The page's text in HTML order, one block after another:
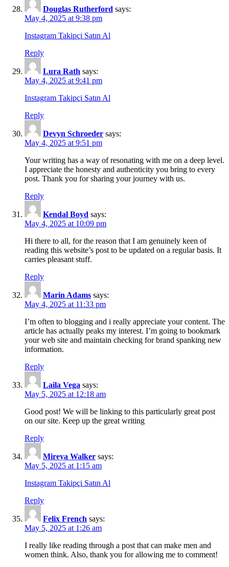
Douglas Rutherford says:
May 4, 2025 at 9:38 pm
Instagram Takipçi Satın Al
Reply
Lura Rath says:
May 4, 2025 at 9:41 pm
Instagram Takipçi Satın Al
Reply
Devyn Schroeder says:
May 4, 2025 at 9:51 pm
Your writing has a way of resonating with me on a deep level.
I appreciate the honesty and authenticity you bring to every
post. Thank you for sharing your journey with us.
Reply
Kendal Boyd says:
May 4, 2025 at 10:09 pm
Hi there to all, for the reason that I am genuinely keen of
reading this website’s post to be updated on a regular basis. It
carries pleasant stuff.
Reply
Marin Adams says:
May 4, 2025 at 11:33 pm
I’m often to blogging and i really appreciate your content. The
article has actually peaks my interest. I’m going to bookmark
your web site and maintain checking for brand spanking new
information.
Reply
Laila Vega says:
May 5, 2025 at 12:18 am
Good post! We will be linking to this particularly great post
on our site. Keep up the great writing
Reply
Mireya Walker says:
May 5, 2025 at 1:15 am
Instagram Takipçi Satın Al
Reply
Felix French says:
May 5, 2025 at 1:26 am
I really like reading through a post that can make men and
women think. Also, thank you for allowing me to comment!